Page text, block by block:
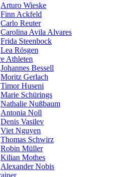
Arturo Wieske
Finn Ackfeld
Carlo Reuter
Carolina Avila Alvares
Frida Steenbock
Lea Rösgen
Athleten
Johannes Bessell
Moritz Gerlach
Timor Huseni
Marie Schürings
Nathalie Nußbaum
Antonia Noll
Denis Vasilev
Viet Nguyen
Thomas Schwirz
Robin Müller
Kilian Mothes
Alexander Nobis